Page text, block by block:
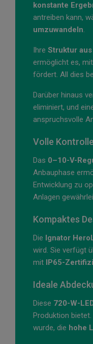
konstante
antreiben kann,
umzuwandeln.
Ihre Struktur aus
ermöglicht es,
fördert. All dies
Darüber hinaus
eliminiert, und
anspruchsvolle
Volle
Das 0–10-V-
Anbauphase
Entwicklung zu
Anlagen
Kompaktes
Die Ignator
wird. Sie verfügt
mit
IP65-
Ideale
Diese 720-W-
Produktion
wurde, die hohe